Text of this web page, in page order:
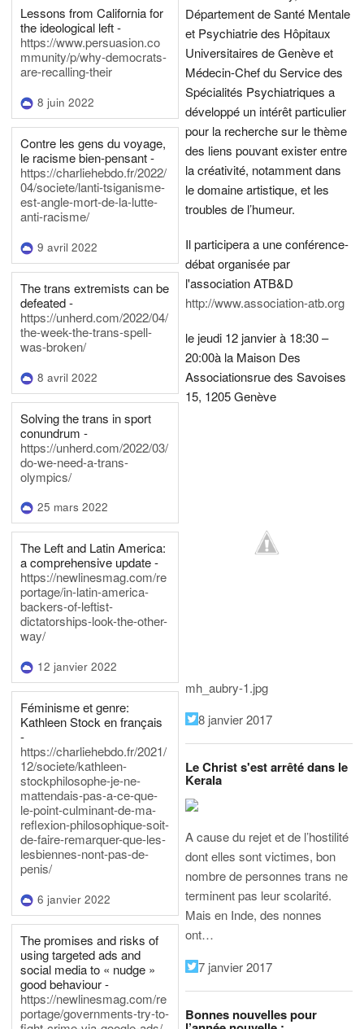
Lessons from California for
the ideological left -
https://www.persuasion.co
mmunity/p/why-democrats-
are-recalling-their
8 juin 2022
Contre les gens du voyage,
le racisme bien-pensant -
https://charliehebdo.fr/2022/
04/societe/lanti-tsiganisme-
est-angle-mort-de-la-lutte-
anti-racisme/
9 avril 2022
The trans extremists can be
defeated -
https://unherd.com/2022/04/
the-week-the-trans-spell-
was-broken/
8 avril 2022
Solving the trans in sport
conundrum -
https://unherd.com/2022/03/
do-we-need-a-trans-
olympics/
25 mars 2022
The Left and Latin America:
a comprehensive update -
https://newlinesmag.com/re
portage/in-latin-america-
backers-of-leftist-
dictatorships-look-the-other-
way/
12 janvier 2022
Féminisme et genre:
Kathleen Stock en français
-
https://charliehebdo.fr/2021/
12/societe/kathleen-
stockphilosophe-je-ne-
mattendais-pas-a-ce-que-
le-point-culminant-de-ma-
reflexion-philosophique-soit-
de-faire-remarquer-que-les-
lesbiennes-nont-pas-de-
penis/
6 janvier 2022
The promises and risks of
using targeted ads and
social media to « nudge »
good behaviour -
https://newlinesmag.com/re
portage/governments-try-to-
Département de Santé Mentale
et Psychiatrie des Hôpitaux
Universitaires de Genève et
Médecin-Chef du Service des
Spécialités Psychiatriques a
développé un intérêt particulier
pour la recherche sur le thème
des liens pouvant exister entre
la créativité, notamment dans
le domaine artistique, et les
troubles de l’humeur.
Il participera a une conférence-
débat organisée par
l'association ATB&D
http://www.association-atb.org
le jeudi 12 janvier à 18:30 –
20:00à la Maison Des
Associationsrue des Savoises
15, 1205 Genève
mh_aubry-1.jpg
8 janvier 2017
Le Christ s'est arrêté dans le
Kerala
A cause du rejet et de l’hostilité
dont elles sont victimes, bon
nombre de personnes trans ne
terminent pas leur scolarité.
Mais en Inde, des nonnes
ont…
7 janvier 2017
Bonnes nouvelles pour